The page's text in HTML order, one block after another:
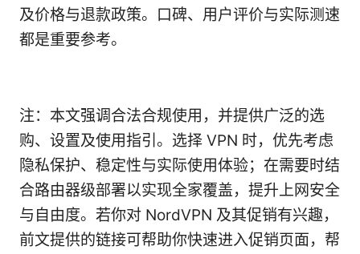
及价格与退款政策。口碑、用户评价与实际测速
都是重要参考。
注：本文强调合法合规使用，并提供广泛的选
购、设置及使用指引。选择 VPN 时，优先考虑
隐私保护、稳定性与实际使用体验；在需要时结
合路由器级部署以实现全家覆盖，提升上网安全
与自由度。若你对 NordVPN 及其促销有兴趣，
前文提供的链接可帮助你快速进入促销页面，帮